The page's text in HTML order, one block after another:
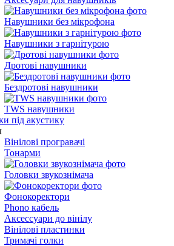
Навушники без мікрофона
Навушники з гарнітурою
Дротові навушники
Бездротові навушники
TWS навушники
під акустику
Вінілові програвачі
Тонарми
Головки звукознімача
Фонокоректори
Phono кабель
Аксессуари до вінілу
Вінілові пластинки
Тримачі голки